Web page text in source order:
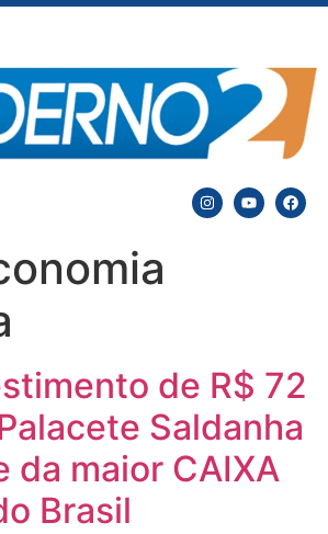
de R$ 72
Saldanha
da maior CAIXA
Brasil